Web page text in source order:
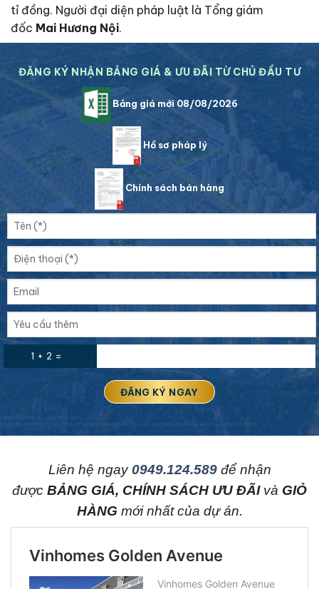
tỉ đồng. Người đại diện pháp luật là Tổng giám
đốc Mai Hương Nội.
ĐĂNG KÝ NHẬN BẢNG GIÁ & ƯU ĐÃI TỪ CHỦ ĐẦU TƯ
Bảng giá mới 08/08/2026
Hồ sơ pháp lý
Chính sách bán hàng
1 + 2 =
Liên hệ ngay 0949.124.589để nhận
được BẢNG GIÁ, CHÍNH SÁCH ƯU ĐÃIvà GIỎ
HÀNG mới nhất của dự án.